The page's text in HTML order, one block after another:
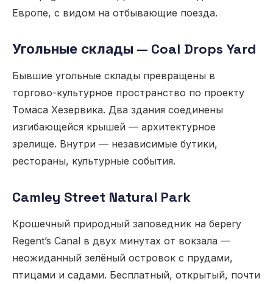
Европе, с видом на отбывающие поезда.
Угольные склады — Coal Drops Yard
Бывшие угольные склады превращены в
торгово-культурное пространство по проекту
Томаса Хезервика. Два здания соединены
изгибающейся крышей — архитектурное
зрелище. Внутри — независимые бутики,
рестораны, культурные события.
Camley Street Natural Park
Крошечный природный заповедник на берегу
Regent’s Canal в двух минутах от вокзала —
неожиданный зелёный островок с прудами,
птицами и садами. Бесплатный, открытый, почти